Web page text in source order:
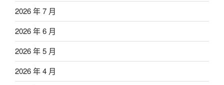
2026 年 7 月
2026 年 6 月
2026 年 5 月
2026 年 4 月